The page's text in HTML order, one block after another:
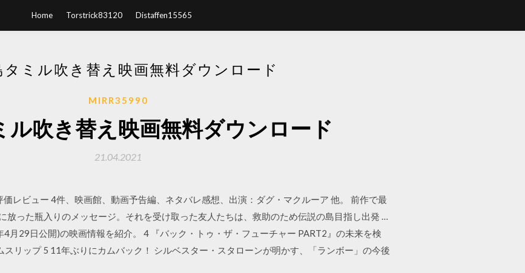
Home Torstrick83120 Distaffen15565
タミル吹き替え映画無料ダウンロード
MIRR35990
ル吹き替え映画無料ダウンロード
21.04.2021
レビュー 4件、映画館、動画予告編、ネタバレ感想、出演：ダグ・マクルーア 他。 前作で最
放った瓶入りのメッセージ。それを受け取った友人たちは、救助のため伝説の島目指し出発 …
29日公開)の映画情報を紹介。 4 『バック・トゥ・ザ・フューチャー PART2』の未来を検
スリップ 5 11年ぶりにカムバック！ シルベスター・スタローンが明かす、「ランボー」の今後